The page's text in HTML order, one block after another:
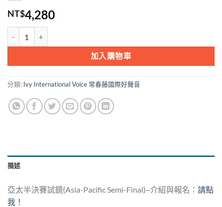
NT$4,280
加入購物車
分類: Ivy International Voice 常春藤國際好聲音
描述
亞太半決賽試鏡(Asia-Pacific Semi-Final)‒介紹與報名： 請點
我！